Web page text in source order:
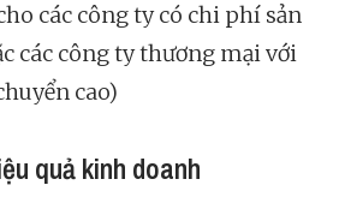
các công ty có chi phí sản
các công ty thương mại với
cao)
quả kinh doanh